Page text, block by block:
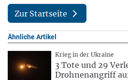
Zur Startseite
Ähnliche Artikel
Krieg in der Ukraine
3 Tote und 29
Drohnenangriff